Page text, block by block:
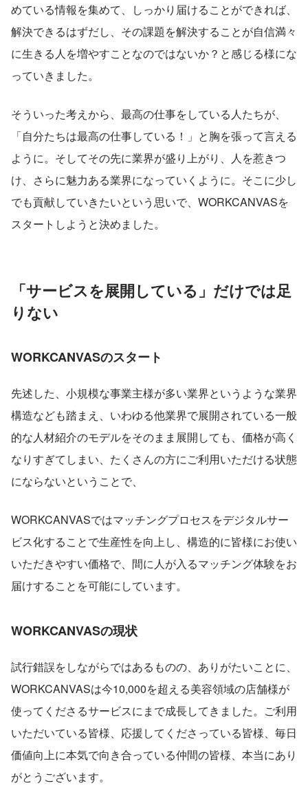
めている情報を集めて、しっかり届けることができれば、
解決できるはずだし、その課題を解決することが自信満々
に生きる人を増やすことなのではないか？と感じる様にな
っていきました。
そういった考えから、最高の仕事をしている人たちが、
「自分たちは最高の仕事している！」と胸を張って言える
ように。そしてその先に業界が盛り上がり、人を惹きつ
け、さらに魅力ある業界になっていくように。そこに少し
でも貢献していきたいという思いで、WORKCANVASを
スタートしようと決めました。
「サービスを展開している」だけでは足
りない
WORKCANVASのスタート
先述した、小規模な事業主様が多い業界というような業界
構造なども踏まえ、いわゆる他業界で展開されている一般
的な人材紹介のモデルをそのまま展開しても、価格が高く
なりすぎてしまい、たくさんの方にご利用いただける状態
にならないということで、
WORKCANVASではマッチングプロセスをデジタルサー
ビス化することで生産性を向上し、構造的に皆様にお使い
いただきやすい価格で、間に人が入るマッチング体験をお
届けすることを可能にしています。
WORKCANVASの現状
試行錯誤をしながらではあるものの、ありがたいことに、
WORKCANVASは今10,000を超える美容領域の店舗様が
使ってくださるサービスにまで成長してきました。ご利用
いただいている皆様、応援してくださっている皆様、毎日
価値向上に本気で向き合っている仲間の皆様、本当にあり
がとうございます。